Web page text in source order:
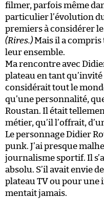
filmer, parfois même
particulier l’évolution
premiers à considérer
(Rires.)Mais il a
leur ensemble.
Ma rencontre avec
plateau en tant
considérait tout le
qu’une personnalité,
Roustan. Il était
métier, qu’il l’offrait,
Le personnage Didier
punk. J’ai presque
journalisme sportif. Il
absolu. S’il avait envie
plateau TV ou pour une
mentait jamais.